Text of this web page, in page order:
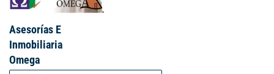
Asesorías E
Inmobiliaria
Omega